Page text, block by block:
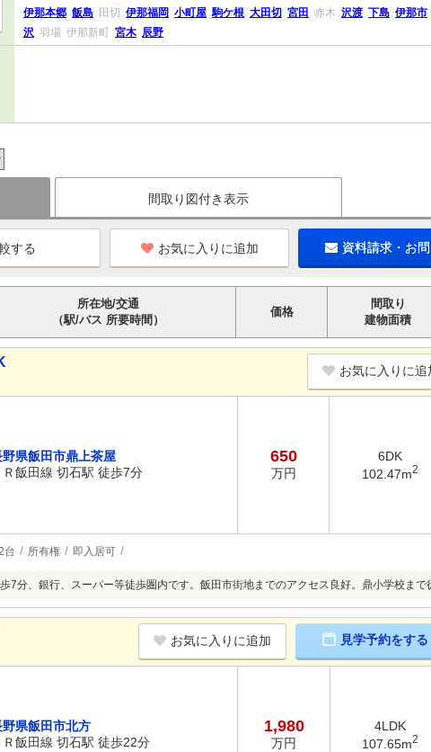
伊那本郷 飯島 田切 伊那福岡 小町屋 駒ケ根 大田切 宮田 赤木 沢渡 下島 伊那市
沢 羽場 伊那新町 宮木 辰野
間取り図付き表示
お気に入りに追加 資料請求・お
所在地/交通
（駅/バス 所要時間）
価格
間取り
建物面積
お気に入りに追
野県飯田市鼎上茶屋
Ｒ飯田線 切石駅 徒歩7分
650
万円
6DK
102.47m2
台 所有権 即入居可
7分、銀行、スーパー等徒歩圏内です。飯田市街地までのアクセス良好。鼎小学校まで
お気に入りに追加 見学予約をする
野県飯田市北方
Ｒ飯田線 切石駅 徒歩22分
1,980
万円
4LDK
107.65m2